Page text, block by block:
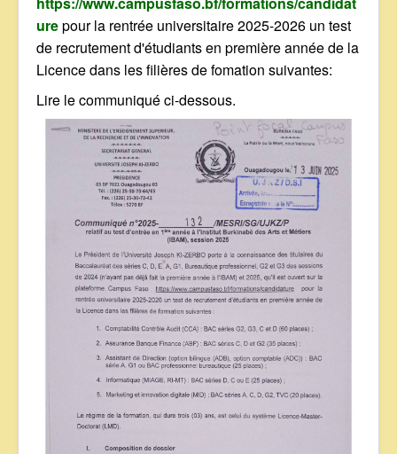
urepour la rentrée universitaire 2025-2026 un test
de recrutement d'étudiants en première année de la
Licence dans les filières de fomation suivantes:
Lire le communiqué ci-dessous.